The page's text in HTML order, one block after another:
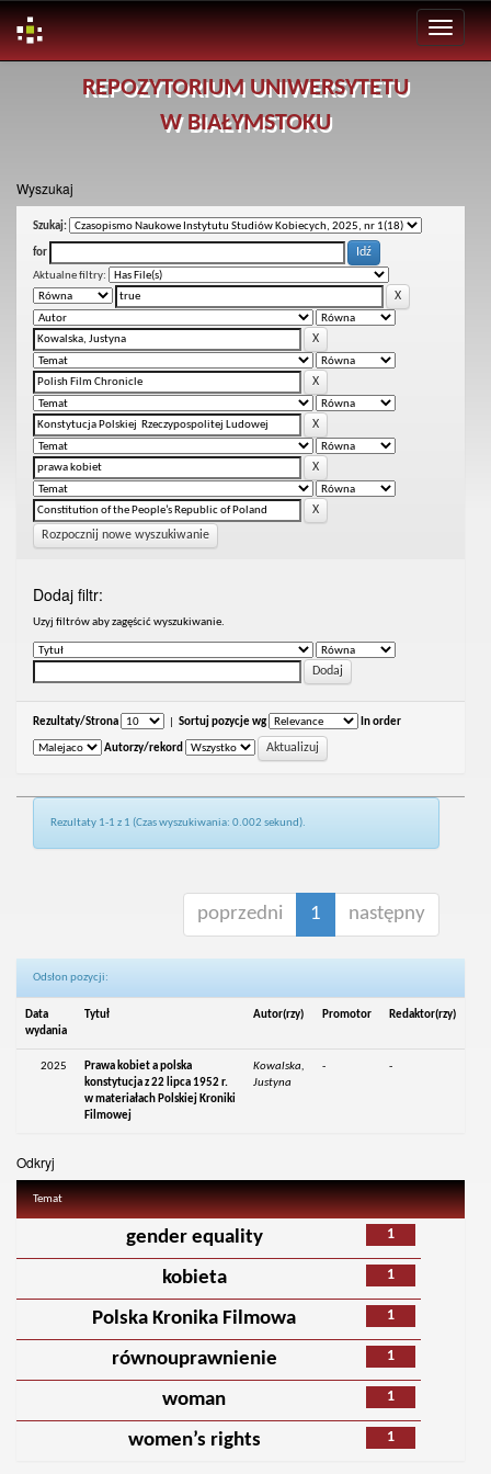
REPOZYTORIUM UNIWERSYTETU
W BIAŁYMSTOKU
Wyszukaj
Szukaj:
for
Aktualne filtry:
Rozpocznij nowe wyszukiwanie
Dodaj filtr:
Uzyj filtrów aby zagęścić wyszukiwanie.
Rezultaty/Strona Sortuj pozycje wg In order
Autorzy/rekord
Rezultaty 1-1 z 1 (Czas wyszukiwania: 0.002 sekund).
poprzedni 1 następny
Odsłon pozycji:
Data
wydania
Tytuł Autor(rzy) Promotor Redaktor(rzy)
2025
Prawa kobiet a polska
konstytucja z 22 lipca 1952 r.
w materiałach Polskiej Kroniki
Filmowej
Kowalska,
Justyna
- -
Odkryj
Temat
1
gender equality
1
kobieta
1
Polska Kronika Filmowa
1
równouprawnienie
1
woman
1
women’s rights